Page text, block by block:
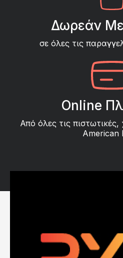
Δωρεάν
σε όλες τις
Online
Από όλες τις
American